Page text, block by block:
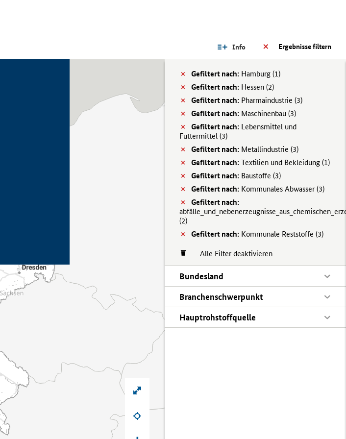
Ergebnisse filtern
Info
Gefiltert nach: Hamburg (1)
Gefiltert nach: Hessen (2)
Gefiltert nach: Pharmaindustrie (3)
Gefiltert nach: Maschinenbau (3)
Gefiltert nach: Lebensmittel und
Futtermittel (3)
Gefiltert nach: Metallindustrie (3)
Gefiltert nach: Textilien und Bekleidung (1)
Gefiltert nach: Baustoffe (3)
Gefiltert nach: Kommunales Abwasser (3)
Gefiltert nach:
(2)
Gefiltert nach: Kommunale Reststoffe (3)
Alle Filter deaktivieren
Bundesland
Branchenschwerpunkt
Hauptrohstoffquelle